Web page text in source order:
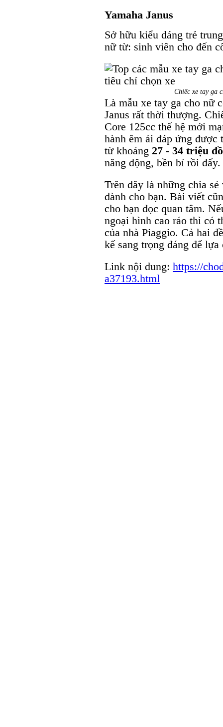
Yamaha Janus
Sở hữu kiểu dáng trẻ
nữ từ: sinh viên cho đến
Chiếc xe tay ga
Là mẫu xe tay ga cho nữ
Janus rất thời thượng.
Core 125cc thế hệ mới
hành êm ái đáp ứng được
từ khoảng 27 - 34 triệu
năng động, bền bỉ rồi đấy.
Trên đây là những chia
dành cho bạn. Bài viết
cho bạn đọc quan tâm.
ngoại hình cao ráo thì có
của nhà Piaggio. Cả hai
kế sang trọng đáng để lựa
Link nội dung: https://
a37193.html